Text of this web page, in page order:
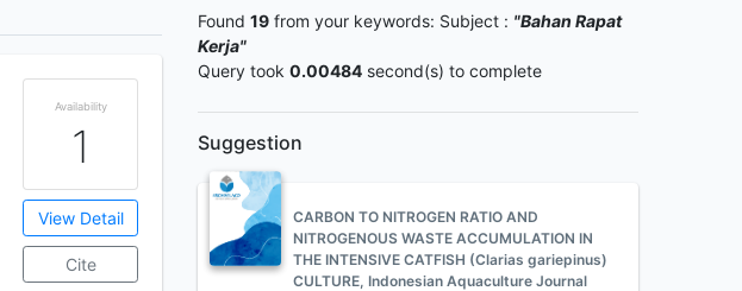
Availability
1
View Detail
Cite
Found 19 from your keywords: Subject : "Bahan Rapat
Kerja"
Query took 0.00484 second(s) to complete
Suggestion
CARBON TO NITROGEN RATIO AND
NITROGENOUS WASTE ACCUMULATION IN
THE INTENSIVE CATFISH (Clarias gariepinus)
CULTURE, Indonesian Aquaculture Journal